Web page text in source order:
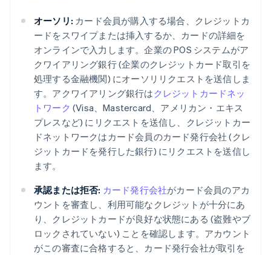
オーソリ: カード会員が購入する場合、クレジットカ
ードをスワイプまたは挿入するか、カードの詳細を
オンラインで入力します。企業の POS システムがア
クワイアリング銀行 (企業のクレジットカード取引を
処理する金融機関) にオーソリリクエストを送信しま
す。アクワイアリング銀行は クレジットカードネッ
トワーク (Visa、Mastercard、アメリカン・エキス
プレスなど) にリクエストを送信し、クレジットカー
ドネットワークはカード会員のカード発行会社 (クレ
ジットカードを発行した銀行) にリクエストを送信し
ます。
承認または拒否: カード発行会社がカード会員のアカ
ウントを審査し、利用可能なクレジットが十分にあ
り、クレジットカードが良好な状態にある (盗難やブ
ロックされていない) ことを確認します。アカウント
がこの審査に合格すると、カード発行会社が取引を